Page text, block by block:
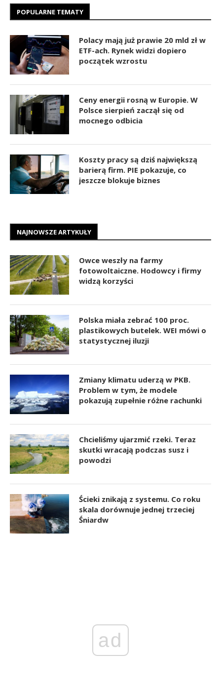
POPULARNE TEMATY
Polacy mają już prawie 20 mld zł w
ETF-ach. Rynek widzi dopiero
początek wzrostu
Ceny energii rosną w Europie. W
Polsce sierpień zaczął się od
mocnego odbicia
Koszty pracy są dziś największą
barierą firm. PIE pokazuje, co
jeszcze blokuje biznes
NAJNOWSZE ARTYKUŁY
Owce weszły na farmy
fotowoltaiczne. Hodowcy i firmy
widzą korzyści
Polska miała zebrać 100 proc.
plastikowych butelek. WEI mówi o
statystycznej iluzji
Zmiany klimatu uderzą w PKB.
Problem w tym, że modele
pokazują zupełnie różne rachunki
Chcieliśmy ujarzmić rzeki. Teraz
skutki wracają podczas susz i
powodzi
Ścieki znikają z systemu. Co roku
skala dorównuje jednej trzeciej
Śniardw
ad